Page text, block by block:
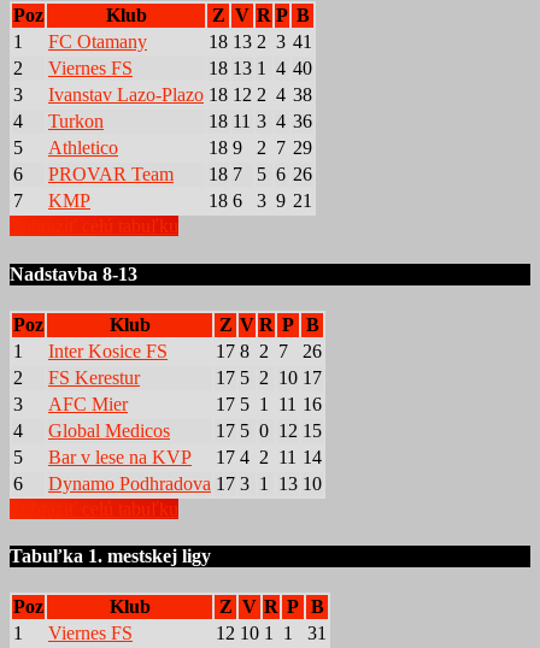
Poz Klub Z V R P B
1
FC Otamany 18 13 2 3 41
2
Viernes FS 18 13 1 4 40
3
Ivanstav Lazo-Plazo 18 12 2 4 38
4
Turkon 18 11 3 4 36
5
Athletico 18 9 2 7 29
6
PROVAR Team 18 7 5 6 26
7
KMP 18 6 3 9 21
Nadstavba 8-13
Poz Klub Z V R P B
1
Inter Kosice FS 17 8 2 7
26
2
FS Kerestur 17 5 2 10 17
3
AFC Mier 17 5 1 11 16
4
Global Medicos 17 5 0 12 15
5
Bar v lese na KVP 17 4 2 11 14
6
Dynamo Podhradova 17 3 1 13 10
Tabuľka 1. mestskej ligy
Poz Klub Z V R P B
1
Viernes FS 12 10 1 1
31